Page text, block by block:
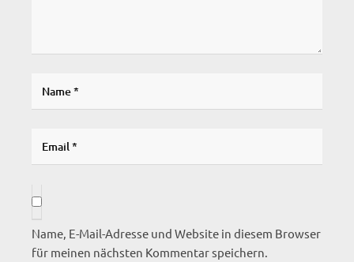
Name, E-Mail-Adresse und Website in diesem Browser
für meinen nächsten Kommentar speichern.